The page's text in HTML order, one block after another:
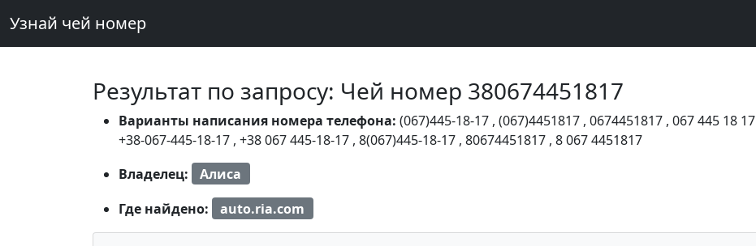
Узнай чей номер
Результат по запросу: Чей номер 380674451817
Варианты написания номера телефона: (067)445-18-17 , (067)4451817 , 0674451817 , 067 445 18 17
+38-067-445-18-17 , +38 067 445-18-17 , 8(067)445-18-17 , 80674451817 , 8 067 4451817
Владелец:
Алиса
Где найдено:
auto.ria.com